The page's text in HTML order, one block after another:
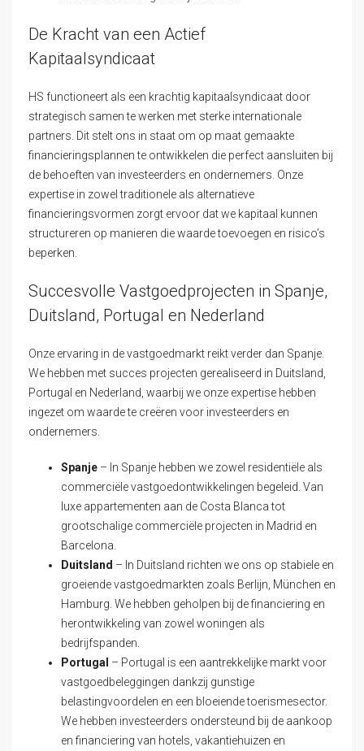
De Kracht van een Actief
Kapitaalsyndicaat
HS functioneert als een krachtig kapitaalsyndicaat door
strategisch samen te werken met sterke internationale
partners. Dit stelt ons in staat om op maat gemaakte
financieringsplannen te ontwikkelen die perfect aansluiten bij
de behoeften van investeerders en ondernemers. Onze
expertise in zowel traditionele als alternatieve
financieringsvormen zorgt ervoor dat we kapitaal kunnen
structureren op manieren die waarde toevoegen en risico’s
beperken.
Succesvolle Vastgoedprojecten in Spanje,
Duitsland, Portugal en Nederland
Onze ervaring in de vastgoedmarkt reikt verder dan Spanje.
We hebben met succes projecten gerealiseerd in Duitsland,
Portugal en Nederland, waarbij we onze expertise hebben
ingezet om waarde te creëren voor investeerders en
ondernemers.
Spanje – In Spanje hebben we zowel residentiële als
commerciële vastgoedontwikkelingen begeleid. Van
luxe appartementen aan de Costa Blanca tot
grootschalige commerciële projecten in Madrid en
Barcelona.
Duitsland – In Duitsland richten we ons op stabiele en
groeiende vastgoedmarkten zoals Berlijn, München en
Hamburg. We hebben geholpen bij de financiering en
herontwikkeling van zowel woningen als
bedrijfspanden.
Portugal – Portugal is een aantrekkelijke markt voor
vastgoedbeleggingen dankzij gunstige
belastingvoordelen en een bloeiende toerismesector.
We hebben investeerders ondersteund bij de aankoop
en financiering van hotels, vakantiehuizen en